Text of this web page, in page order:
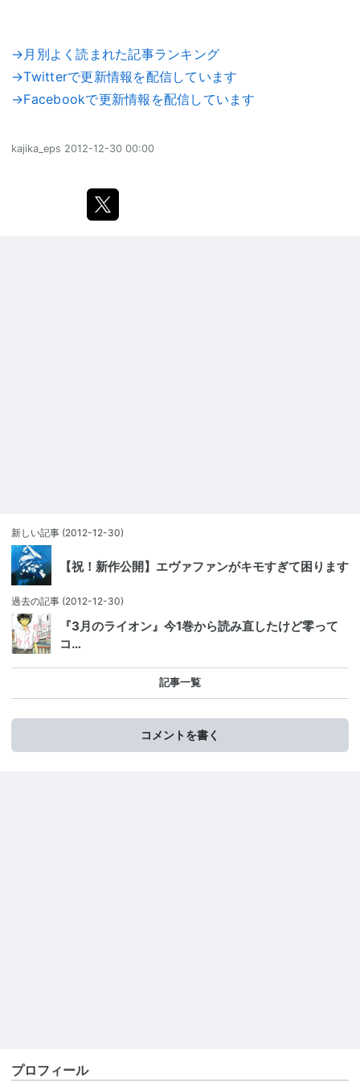
→月別よく読まれた記事ランキング
→Twitterで更新情報を配信しています
→Facebookで更新情報を配信しています
kajika_eps 2012-12-30 00:00
新しい記事 (2012-12-30)
【祝！新作公開】エヴァファンがキモすぎて困ります
過去の記事 (2012-12-30)
『3月のライオン』今1巻から読み直したけど零って
コ…
記事一覧
コメントを書く
プロフィール